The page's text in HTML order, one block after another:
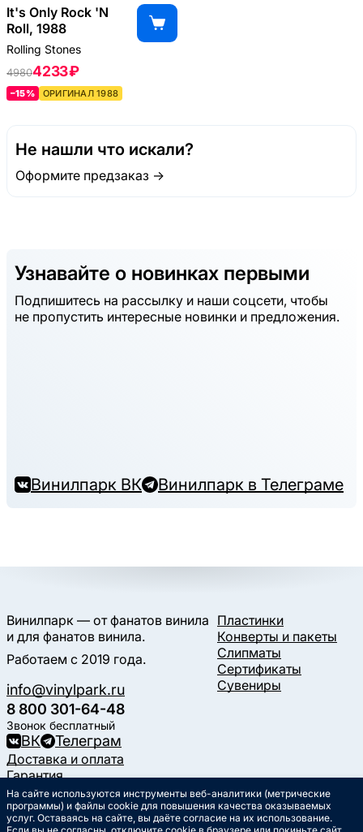
It's Only Rock 'N
Roll, 1988
Rolling Stones
49804233 ₽
–15% ОРИГИНАЛ 1988
Не нашли что искали?
Оформите предзаказ →
Узнавайте о новинках первыми
Подпишитесь на рассылку и наши соцсети, чтобы
не пропустить интересные новинки и предложения.
Винилпарк ВК Винилпарк в Телеграме
Винилпарк — от фанатов винила
и для фанатов винила.
Работаем с 2019 года.
info@vinylpark.ru
8 800 301-64-48
Звонок бесплатный
ВК Телеграм
Пластинки
Конверты и пакеты
Слипматы
Сертификаты
Сувениры
Доставка и оплата
Гарантия
Контакты
Статьи
Музыкальный календарь
На сайте используются инструменты веб-аналитики (метрические
программы) и файлы cookie для повышения качества оказываемых
услуг. Оставаясь на сайте, вы даёте согласие на их использование.